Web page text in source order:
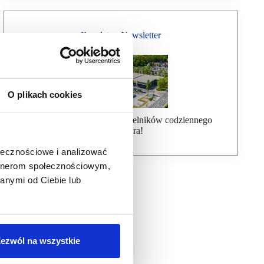
O plikach cookies
i analizować
społecznościowym,
od Ciebie lub
na wszystkie
Bezpłatny Newsletter
Dołącz do ponad 7000 czytelników codziennego
newslettera!